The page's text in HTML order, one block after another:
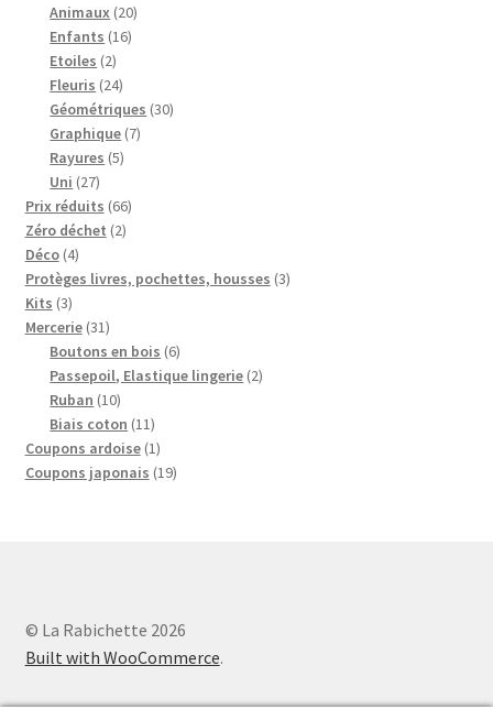
produits
Animaux 2020
Enfants 1616
Etoiles 22
produits
Fleuris 2424
produits
Géométriques 3030
Graphique 77
Rayures 55
Uni 2727
produits
Prix réduits 6666
Zéro déchet 22
Déco 44
produits
Protèges livres, pochettes, housses 33
Kits 33
produits
Mercerie 3131
produits
Boutons en bois 66
produits
Passepoil, Elastique lingerie 22
Ruban 1010
produits
Biais coton 1111
produits
Coupons ardoise 11
produit
Coupons japonais 1919
© La Rabichette 2026
Built with WooCommerce.